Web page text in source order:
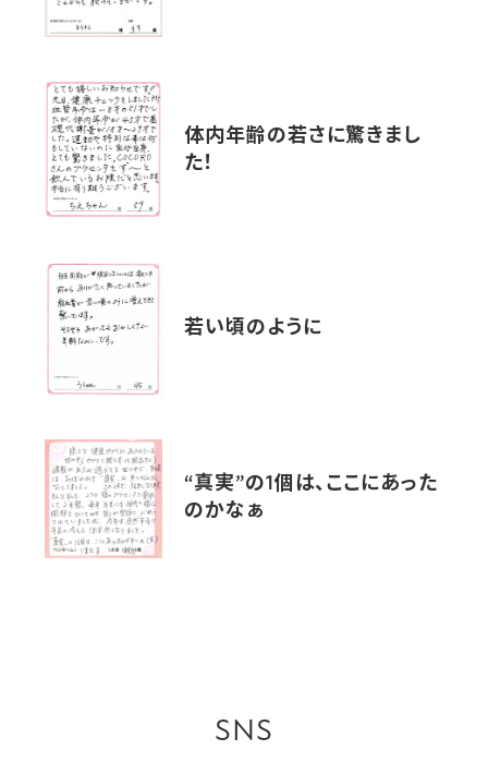
体内年齢の若さに驚きまし
た！
若い頃のように
“真実”の1個は、ここにあった
のかなぁ
SNS